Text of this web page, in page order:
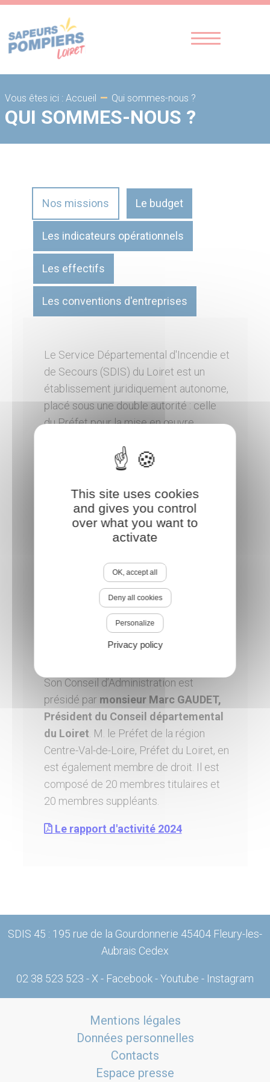
Vous êtes ici : Accueil - Qui sommes-nous ?
QUI SOMMES-NOUS ?
Nos missions Le budget
Les indicateurs opérationnels
Les effectifs
Les conventions d'entreprises
Le Service Départemental d'Incendie et
de Secours (SDIS) du Loiret est un
établissement juridiquement autonome,
placé sous une double autorité : celle
du Préfet pour la mise en œuvre
Conseil d’Administration pour la gestion
administrative et financière.
Le SDIS doit assurerquatre grandes
missionsque sont :
les secours d’urgence aux personnes
de catastrophe ainsi que leur
évacuation.
la protection des personnes, des
biens et de l’environnement.
la prévention et l’évaluation des
risques de sécurité civile.
la préparation des mesures de
sauvegarde et l’organisation des
Son Conseil d’Administration est
présidé par monsieur Marc GAUDET,
Président du Conseil départemental
du Loiret. M. le Préfet de la région
Centre-Val-de-Loire, Préfet du Loiret, en
est également membre de droit. Il est
composé de 20 membres titulaires et
20 membres suppléants.
Le rapport d'activité 2024
SDIS 45 : 195 rue de la Gourdonnerie 45404 Fleury-les-
Aubrais Cedex
02 38 523 523 -X- Facebook-Youtube - Instagram
Mentions légales
Données personnelles
Contacts
Espace presse
This site uses cookies
and gives you control
over what you want to
activate
OK, accept all
Deny all cookies
Personalize
Privacy policy